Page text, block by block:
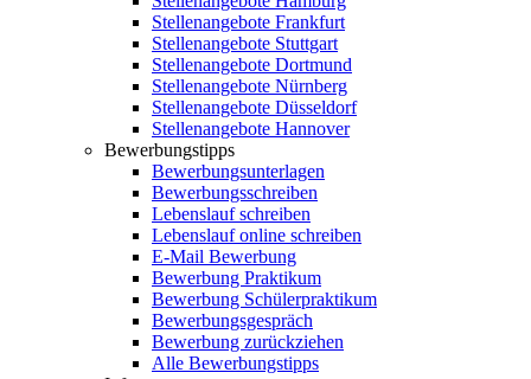
Stellenangebote Frankfurt
Stellenangebote Stuttgart
Stellenangebote Dortmund
Stellenangebote Nürnberg
Stellenangebote Düsseldorf
Stellenangebote Hannover
Bewerbungstipps
Bewerbungsunterlagen
Bewerbungsschreiben
Lebenslauf schreiben
Lebenslauf online schreiben
E-Mail Bewerbung
Bewerbung Praktikum
Bewerbung Schülerpraktikum
Bewerbungsgespräch
Bewerbung zurückziehen
Alle Bewerbungstipps